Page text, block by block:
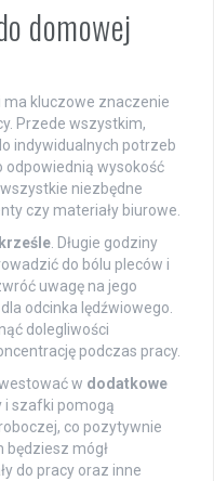
domowej
kluczowe znaczenie
Przede wszystkim,
indywidualnych potrzeb
odpowiednią wysokość
niezbędne
czy materiały biurowe.
. Długie godziny
do bólu pleców i
uwagę na jego
odcinka lędźwiowego.
dolegliwości
podczas pracy.
w dodatkowe
i szafki pomogą
co pozytywnie
będziesz mógł
do pracy oraz inne